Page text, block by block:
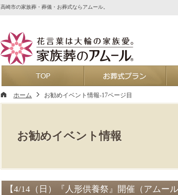
お勧めイベント情報
高崎市の家族葬・葬儀・お葬式ならアムール。
【4/14（日）『人形供養祭』開催（アムー
ホーム お勧めイベント情報-17ページ目